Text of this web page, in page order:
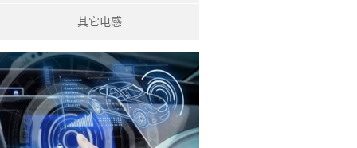
其它电感